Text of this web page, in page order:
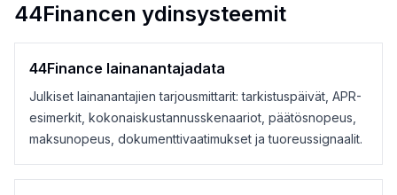
44Financen ydinsysteemit
44Finance lainanantajadata
Julkiset lainanantajien tarjousmittarit: tarkistuspäivät, APR-
esimerkit, kokonaiskustannusskenaariot, päätösnopeus,
maksunopeus, dokumenttivaatimukset ja tuoreussignaalit.